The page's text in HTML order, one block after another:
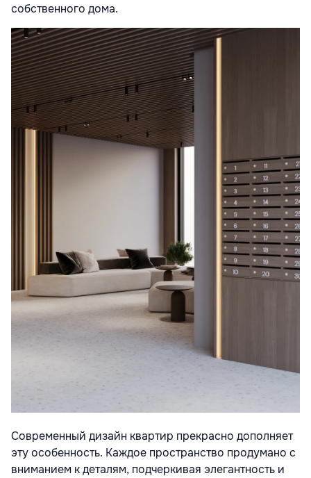
собственного дома.
Современный дизайн квартир прекрасно дополняет
эту особенность. Каждое пространство продумано с
вниманием к деталям, подчеркивая элегантность и